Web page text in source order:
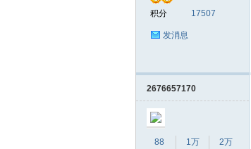
积分 17507
发消息
2676657170
88
1万
2万